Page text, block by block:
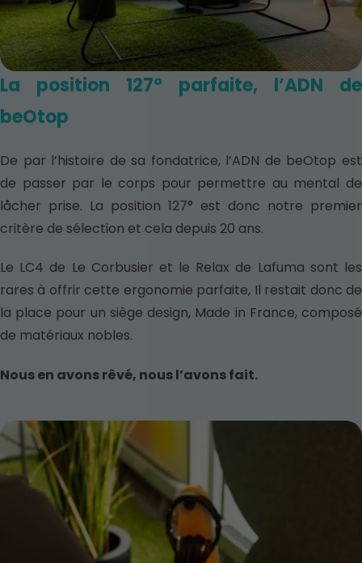
La position 127° parfaite, l’ADN de
beOtop
De par l’histoire de sa fondatrice, l’ADN de beOtop est
de passer par le corps pour permettre au mental de
låcher prise. La position 127° est donc notre premier
critère de sélection et cela depuis 20 ans.
Le LC4 de Le Corbusier et le Relax de Lafuma sont les
rares à offrir cette ergonomie parfaite, Il restait donc de
la place pour un siège design, Made in France, composé
de matériaux nobles.
Nous en avons rêvé, nous l’avons fait.